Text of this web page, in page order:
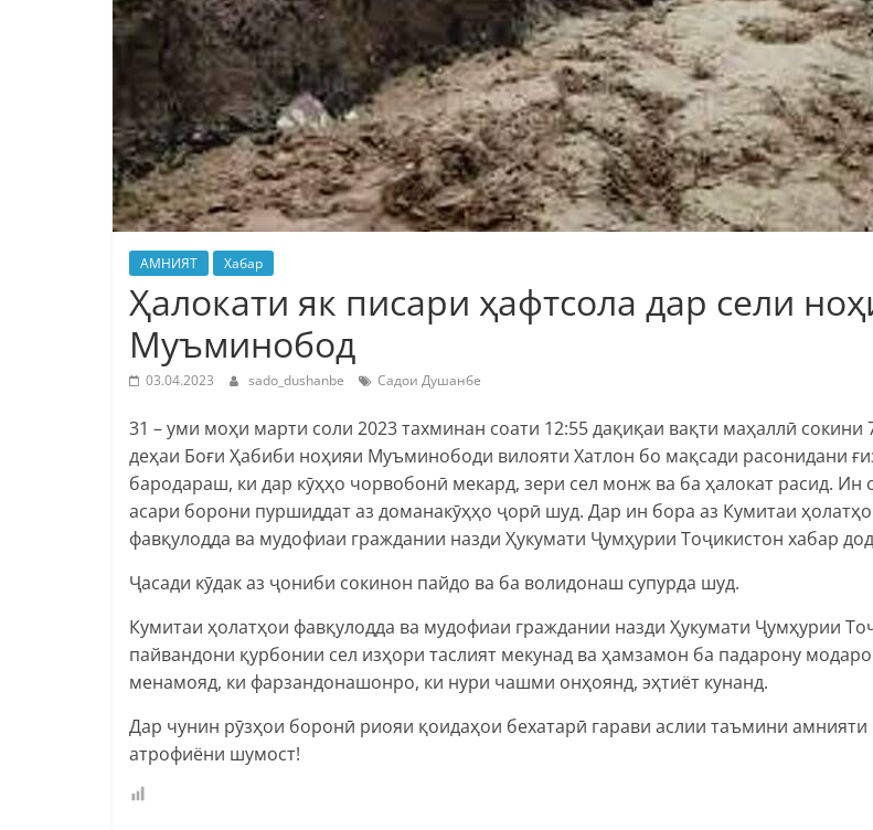
АМНИЯТ Хабар
Ҳалокати як писари ҳафтсола дар сели
Муъминобод
03.04.2023 sado_dushanbe Садои Душанбе
31 – уми моҳи марти соли 2023 тахминан соати 12:55 дақиқаи вақти маҳаллӣ сокини
деҳаи Боғи Ҳабиби ноҳияи Муъминободи вилояти Хатлон бо мақсади расонидани
бародараш, ки дар кӯҳҳо чорвобонӣ мекард, зери сел монж ва ба ҳалокат расид. Ин
асари борони пуршиддат аз доманакӯҳҳо ҷорӣ шуд. Дар ин бора аз Кумитаи
фавқулодда ва мудофиаи граждании назди Ҳукумати Ҷумҳурии Тоҷикистон хабар
Ҷасади кӯдак аз ҷониби сокинон пайдо ва ба волидонаш супурда шуд.
Кумитаи ҳолатҳои фавқулодда ва мудофиаи граждании назди Ҳукумати Ҷумҳурии
пайвандони қурбонии сел изҳори таслият мекунад ва ҳамзамон ба падарону
менамояд, ки фарзандонашонро, ки нури чашми онҳоянд, эҳтиёт кунанд.
Дар чунин рӯзҳои боронӣ риояи қоидаҳои бехатарӣ гарави аслии таъмини
атрофиёни шумост!